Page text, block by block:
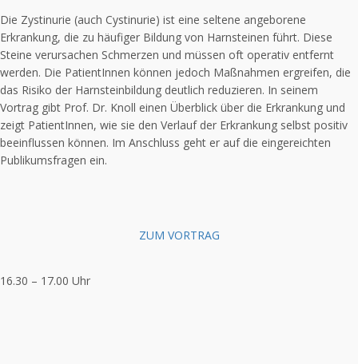
Die Zystinurie (auch Cystinurie) ist eine seltene angeborene
Erkrankung, die zu häufiger Bildung von Harnsteinen führt. Diese
Steine verursachen Schmerzen und müssen oft operativ entfernt
werden. Die PatientInnen können jedoch Maßnahmen ergreifen, die
das Risiko der Harnsteinbildung deutlich reduzieren. In seinem
Vortrag gibt Prof. Dr. Knoll einen Überblick über die Erkrankung und
zeigt PatientInnen, wie sie den Verlauf der Erkrankung selbst positiv
beeinflussen können. Im Anschluss geht er auf die eingereichten
Publikumsfragen ein.
ZUM VORTRAG
16.30 – 17.00 Uhr